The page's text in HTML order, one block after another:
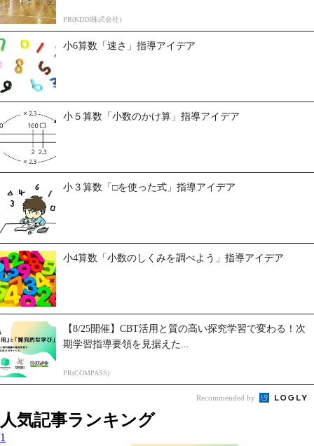
PR(KDDI株式会社)
小6算数「速さ」指導アイデア
小５算数「小数のかけ算」指導アイデア
小３算数「□を使った式」指導アイデア
小4算数「小数のしくみを調べよう」指導アイデア
【8/25開催】CBT活用と質の高い探究学習で変わる！次
期学習指導要領を見据えた...
PR(COMPASS)
Recommended by
人気記事ランキング
1